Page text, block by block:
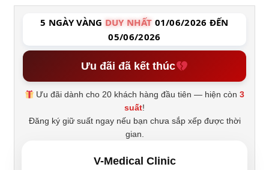
5 NGÀY VÀNG DUY NHẤT 01/06/2026 ĐẾN
05/06/2026
Ưu đãi đã kết thúc
Ưu đãi dành cho 20 khách hàng đầu tiên — hiện còn3
suất!
Đăng ký giữ suất ngay nếu bạn chưa sắp xếp được thời
gian.
V-Medical Clinic